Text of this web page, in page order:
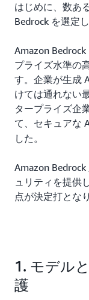
はじめに、数あ
Bedrock を選定
Amazon
プライズ水準の
す。企業が生成
けては通れない
タープライズ企
て、セキュアな
した。
Amazon
ュリティを提供
点が決定打とな
1. モデル
護